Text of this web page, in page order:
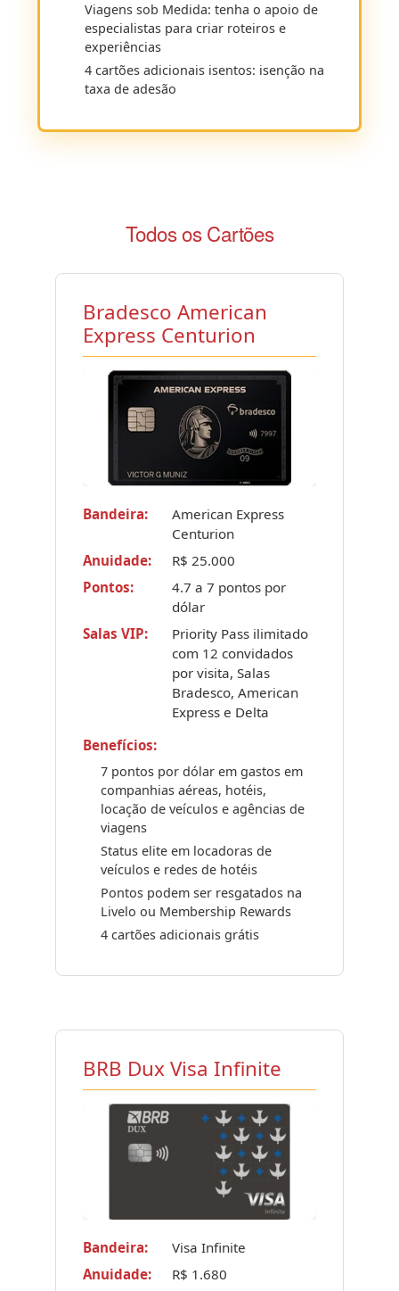
Viagens sob Medida: tenha o apoio de
especialistas para criar roteiros e
experiências
4 cartões adicionais isentos: isenção na
taxa de adesão
Todos os Cartões
Bradesco American
Express Centurion
Bandeira:
American Express
Centurion
Anuidade:
R$ 25.000
Pontos:
4.7 a 7 pontos por
dólar
Salas VIP:
Priority Pass ilimitado
com 12 convidados
por visita, Salas
Bradesco, American
Express e Delta
Benefícios:
7 pontos por dólar em gastos em
companhias aéreas, hotéis,
locação de veículos e agências de
viagens
Status elite em locadoras de
veículos e redes de hotéis
Pontos podem ser resgatados na
Livelo ou Membership Rewards
4 cartões adicionais grátis
BRB Dux Visa Infinite
Bandeira:
Visa Infinite
Anuidade:
R$ 1.680